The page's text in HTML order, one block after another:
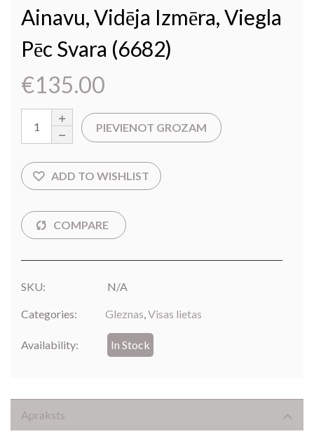
Ainavu, Vidēja Izmēra, Viegla
Pēc Svara (6682)
€135.00
PIEVIENOT GROZAM
SKU: N/A
Categories: Gleznas,Visas lietas
Availability: In Stock
Apraksts